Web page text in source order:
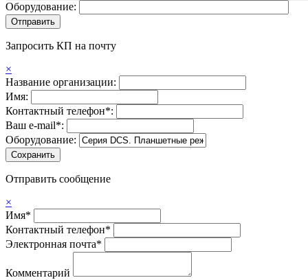
Оборудование:
Запросить КП на почту
×
Название организации:
Имя:
Контактный телефон*:
Ваш e-mail*:
Оборудование:
Отправить сообщение
×
Имя*
Контактный телефон*
Электронная почта*
Комментарий